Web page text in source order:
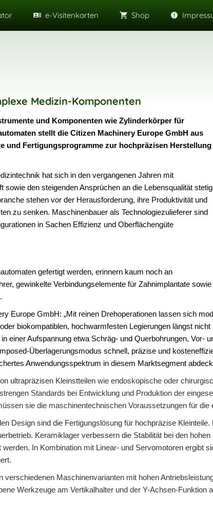
e-Visitenkarten Shop
Medizin-Komponenten
und Komponenten wie Zylinderkörper für
stellt die Citizen Machinery Europe GmbH aus
und Fertigungsprogramme zur hochpräzisen Herstellung
hat sich in den vergangenen Jahren mit
den steigenden Ansprüchen an die Lebensqualität stetig
stehen vor der Herausforderung, ihre Produktivität und
zu senken. Maschinenbauer als Technologiezulieferer sind
in Sachen Effizienz und Oberflächengüte
gefertigt werden, erinnern kaum noch an
gewinkelte Verbindungselemente für Zahnimplantate
Europe GmbH: „Mit reinen Drehoperationen lassen sich
biokompatiblen, hochwarmfesten Legierungen längst
einer Aufspannung etwa Schräg- und Querbohrungen, Vor-
Überlagerungsmodus schnell, präzise und
Anwendungsspektrum in diesem Marktsegment
ultrapräzisen Kleinstteilen wie endoskopische oder
Standards bei Entwicklung und Produktion der
sie die maschinentechnischen Voraussetzungen für die
Design sind die Fertigungslösung für hochpräzise
Keramiklager verbessern die Stabilität bei den
In Kombination mit Linear- und Servomotoren ergibt
Maschinenvarianten mit hohen
Werkzeuge am Vertikalhalter und der Y-Achsen-